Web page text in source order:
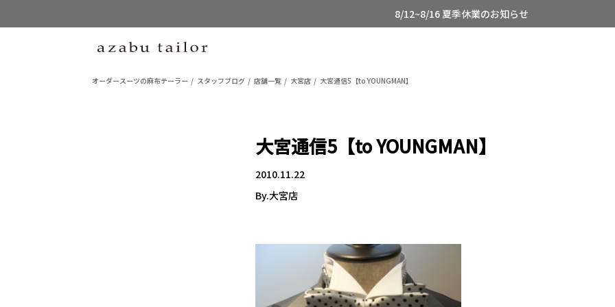
8/12~8/16 夏季休業のお知らせ
オーダースーツの麻布テーラー スタッフブログ 店舗一覧 大宮店 大宮通信5【to YOUNGMAN】
大宮通信5【to YOUNGMAN】
2010.11.22
By.大宮店